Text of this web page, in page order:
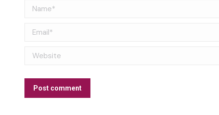
Name *
Email *
Website
Post comment